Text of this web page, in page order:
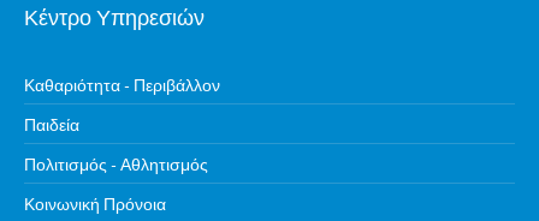
Κέντρο Υπηρεσιών
Καθαριότητα - Περιβάλλον
Παιδεία
Πολιτισμός - Αθλητισμός
Κοινωνική Πρόνοια